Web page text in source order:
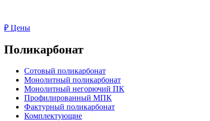
₽ Цены
Поликарбонат
Сотовый поликарбонат
Монолитный поликарбонат
Монолитный негорючий ПК
Профилированный МПК
Фактурный поликарбонат
Комплектующие